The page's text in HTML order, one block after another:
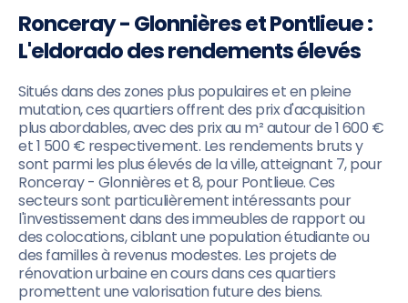
Ronceray - Glonnières et Pontlieue :
L'eldorado des rendements élevés
Situés dans des zones plus populaires et en pleine
mutation, ces quartiers offrent des prix d'acquisition
plus abordables, avec des prix au m² autour de 1 600 €
et 1 500 € respectivement. Les rendements bruts y
sont parmi les plus élevés de la ville, atteignant 7, pour
Ronceray - Glonnières et 8, pour Pontlieue. Ces
secteurs sont particulièrement intéressants pour
l'investissement dans des immeubles de rapport ou
des colocations, ciblant une population étudiante ou
des familles à revenus modestes. Les projets de
rénovation urbaine en cours dans ces quartiers
promettent une valorisation future des biens.